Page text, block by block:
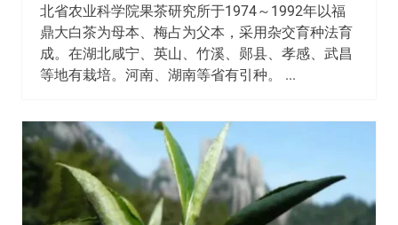
北省农业科学院果茶研究所于1974～1992年以福
鼎大白茶为母本、梅占为父本，采用杂交育种法育
成。在湖北咸宁、英山、竹溪、郧县、孝感、武昌
等地有栽培。河南、湖南等省有引种。 ...